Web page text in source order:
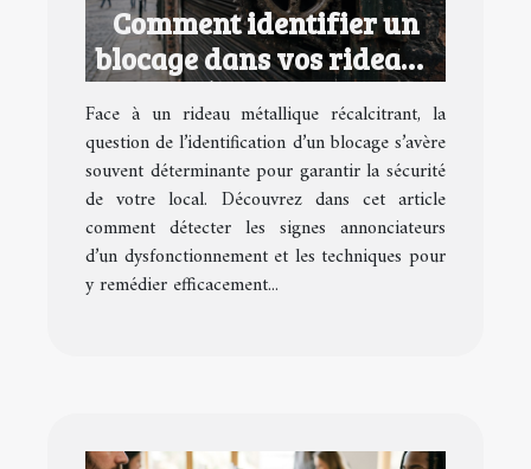
Comment identifier un
blocage dans vos rideaux
métalliques ?
Face à un rideau métallique récalcitrant, la
question de l’identification d’un blocage s’avère
souvent déterminante pour garantir la sécurité
de votre local. Découvrez dans cet article
comment détecter les signes annonciateurs
d’un dysfonctionnement et les techniques pour
y remédier efficacement...